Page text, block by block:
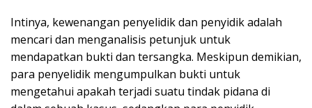
Intinya, kewenangan penyelidik dan penyidik adalah
mencari dan menganalisis petunjuk untuk
mendapatkan bukti dan tersangka. Meskipun demikian,
para penyelidik mengumpulkan bukti untuk
mengetahui apakah terjadi suatu tindak pidana di